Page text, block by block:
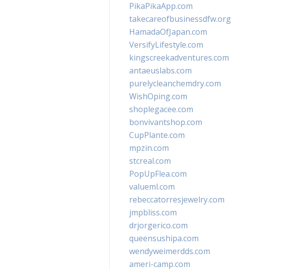
PikaPikaApp.com
takecareofbusinessdfw.org
HamadaOfJapan.com
VersifyLifestyle.com
kingscreekadventures.com
antaeuslabs.com
purelycleanchemdry.com
WishOping.com
shoplegacee.com
bonvivantshop.com
CupPlante.com
mpzin.com
stcreal.com
PopUpFlea.com
valueml.com
rebeccatorresjewelry.com
jmpbliss.com
drjorgerico.com
queensushipa.com
wendyweimerdds.com
ameri-camp.com